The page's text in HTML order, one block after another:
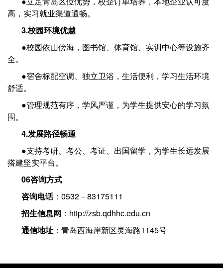
高，实习就业渠道通畅。
3.校园环境优越
●校园依山傍海，图书馆、体育馆、实训中心等设施齐
全。
●宿舍标配空调、独立卫浴，生活便利，学习生活环境
舒适。
●管理规范有序，学风严谨，为学生提供安心的学习氛
围。
4.发展路径畅通
●支持考研、考公、考证、出国留学，为学生长远发展
搭建坚实平台。
06咨询方式
咨询电话：0532－83175111
招生信息网 ：http://zsb.qdhhc.edu.cn
通信地址 ：青岛西海岸新区灵海路1145号